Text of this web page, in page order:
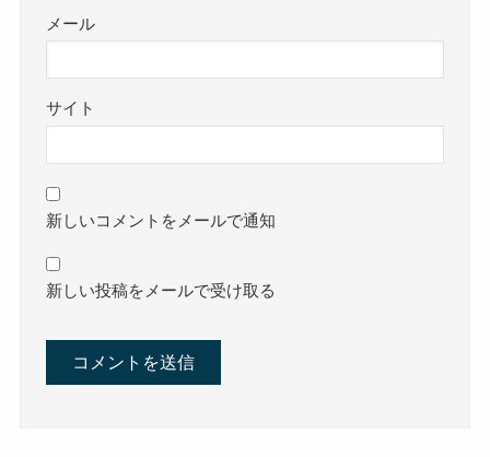
メール
サイト
新しいコメントをメールで通知
新しい投稿をメールで受け取る